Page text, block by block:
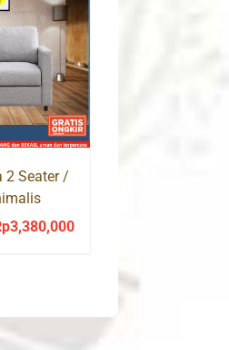
2 Seater /
3,380,000Current